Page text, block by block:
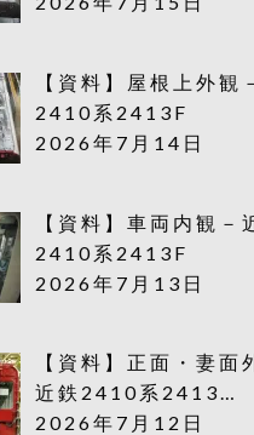
【資料】屋根上外観
2410系2413F
2026年7月14日
【資料】車両内観－
2410系2413F
2026年7月13日
【資料】正面・妻面
近鉄2410系2413…
2026年7月12日